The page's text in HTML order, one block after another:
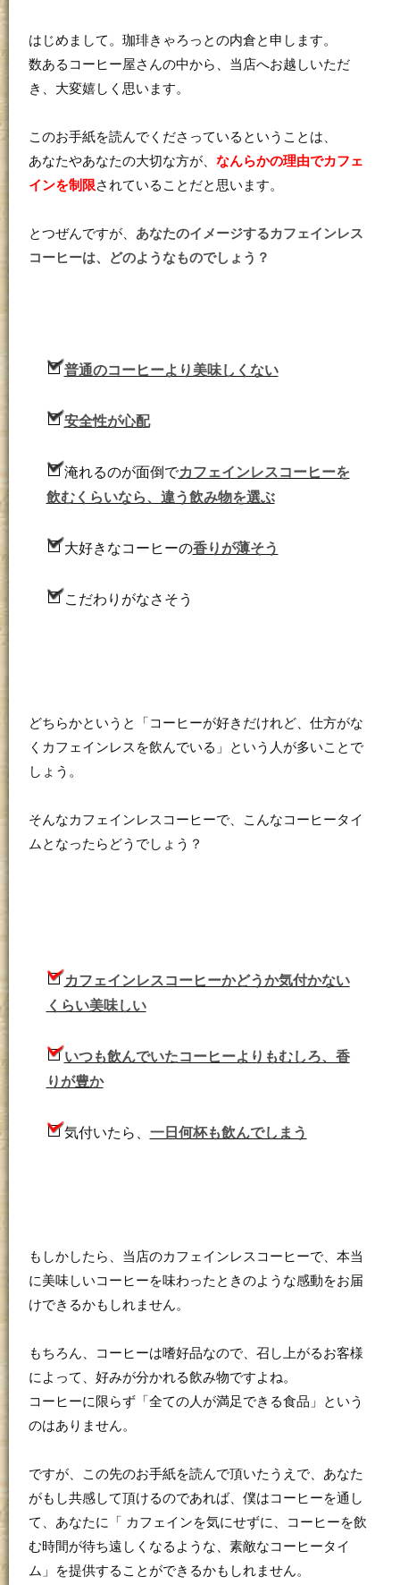
はじめまして。珈琲きゃろっとの内倉と申します。
数あるコーヒー屋さんの中から、当店へお越しいただ
き、大変嬉しく思います。
このお手紙を読んでくださっているということは、
あなたやあなたの大切な方が、なんらかの理由でカフェ
インを制限されていることだと思います。
とつぜんですが、 あなたのイメージするカフェインレス
コーヒーは、どのようなものでしょう？
普通のコーヒーより美味しくない
安全性が心配
淹れるのが面倒でカフェインレスコーヒーを
飲むくらいなら、違う飲み物を選ぶ
大好きなコーヒーの香りが薄そう
こだわりがなさそう
どちらかというと「コーヒーが好きだけれど、仕方がな
くカフェインレスを飲んでいる」という人が多いことで
しょう。
そんなカフェインレスコーヒーで、こんなコーヒータイ
ムとなったらどうでしょう？
カフェインレスコーヒーかどうか気付かない
くらい美味しい
いつも飲んでいたコーヒーよりもむしろ、香
りが豊か
気付いたら、 一日何杯も飲んでしまう
もしかしたら、当店のカフェインレスコーヒーで、本当
に美味しいコーヒーを味わったときのような感動をお届
けできるかもしれません。
もちろん、コーヒーは嗜好品なので、召し上がるお客様
によって、好みが分かれる飲み物ですよね。
コーヒーに限らず「全ての人が満足できる食品」という
のはありません。
ですが、この先のお手紙を読んで頂いたうえで、あなた
がもし共感して頂けるのであれば、僕はコーヒーを通し
て、あなたに「 カフェインを気にせずに、コーヒーを飲
む時間が待ち遠しくなるような、素敵なコーヒータイ
ム」を提供することができるかもしれません。